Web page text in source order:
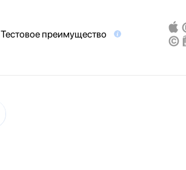
Тестовое преимущество